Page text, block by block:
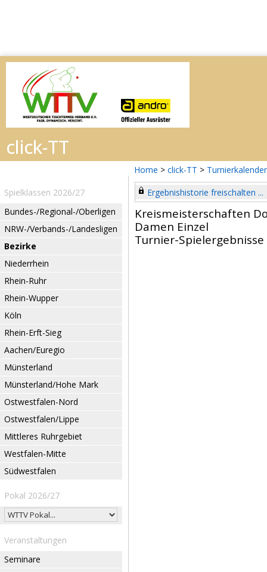
Home > click-TT > Turnierkalender
Spielklassen 2026/27
Bundes-/Regional-/Oberligen
NRW-/Verbands-/Landesligen
Bezirke
Niederrhein
Rhein-Ruhr
Rhein-Wupper
Köln
Rhein-Erft-Sieg
Aachen/Euregio
Münsterland
Münsterland/Hohe Mark
Ostwestfalen-Nord
Ostwestfalen/Lippe
Mittleres Ruhrgebiet
Westfalen-Mitte
Südwestfalen
Pokal 2026/27
Veranstaltungen
Seminare
Ergebnishistorie freischalten ...
Kreismeisterschaften
Damen Einzel
Turnier-Spielergebnisse